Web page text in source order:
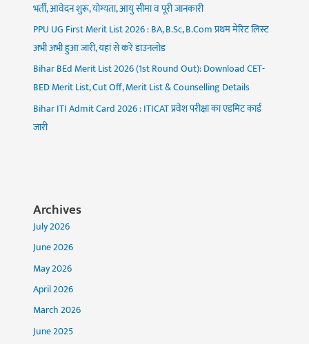
भर्ती, आवेदन शुरू, योग्यता, आयु सीमा व पूरी जानकारी
PPU UG First Merit List 2026 : BA, B.Sc, B.Com प्रथम मेरिट लिस्ट
अभी अभी हुआ जारी, यहां से करें डाउनलोड
Bihar BEd Merit List 2026 (1st Round Out): Download CET-
BED Merit List, Cut Off, Merit List & Counselling Details
Bihar ITI Admit Card 2026 : ITICAT प्रवेश परीक्षा का एडमिट कार्ड
जारी
Archives
July 2026
June 2026
May 2026
April 2026
March 2026
June 2025